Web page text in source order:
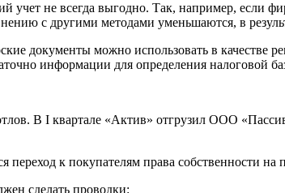
учет не всегда выгодно. Так, например, если
с другими методами уменьшаются, в
документы можно использовать в качестве
информации для определения
В I квартале «Актив» отгрузил ООО
переход к покупателям права собственности на
сделать проводки: